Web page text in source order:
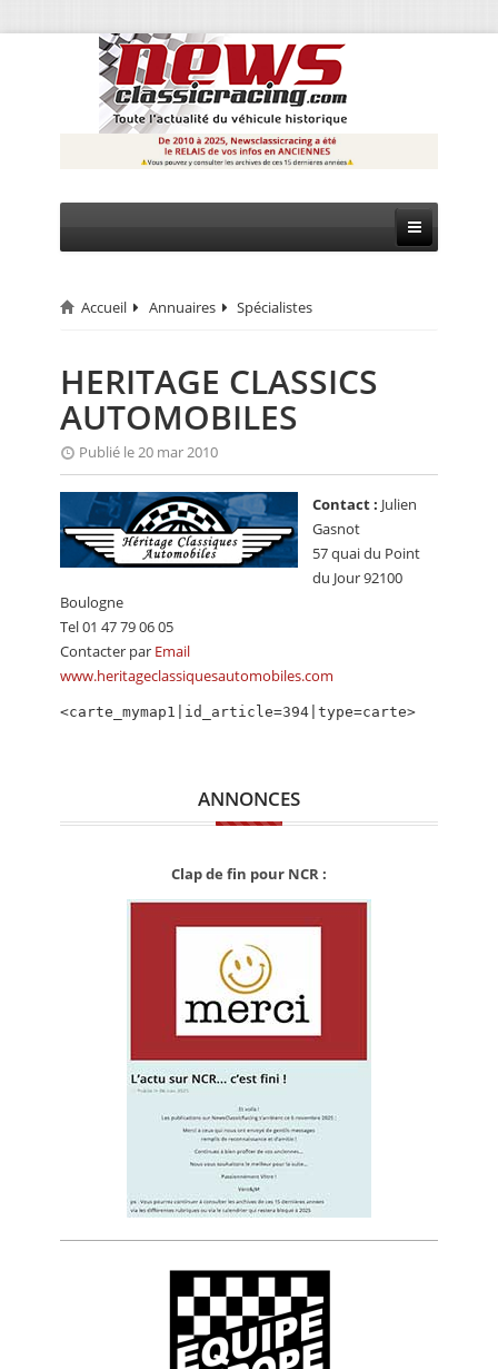
CIRCUIT
RALLYE
MONTAGNE
EVÈNEMENTS
CALENDRIER
FOCUS
VIDEO
ANNUAIRES
Accueil Annuaires Spécialistes
HERITAGE CLASSICS
AUTOMOBILES
Publié le 20 mar 2010
Contact : Julien
Gasnot
57 quai du Point
du Jour 92100
Boulogne
Tel 01 47 79 06 05
Contacter par Email
www.heritageclassiquesautomobiles.com
<carte_mymap1|id_article=394|type=carte>
ANNONCES
Clap de fin pour NCR :